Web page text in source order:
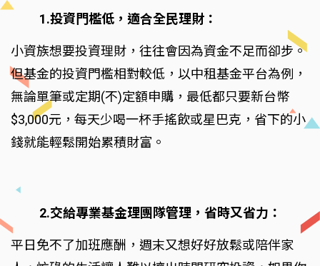
1.投資門檻低，適合全民理財：
小資族想要投資理財，往往會因為資金不足而卻步。
但基金的投資門檻相對較低，以中租基金平台為例，
無論單筆或定期(不)定額申購，最低都只要新台幣
$3,000元，每天少喝一杯手搖飲或星巴克，省下的小
錢就能輕鬆開始累積財富。
2.交給專業基金理團隊管理，省時又省力：
平日免不了加班應酬，週末又想好好放鬆或陪伴家